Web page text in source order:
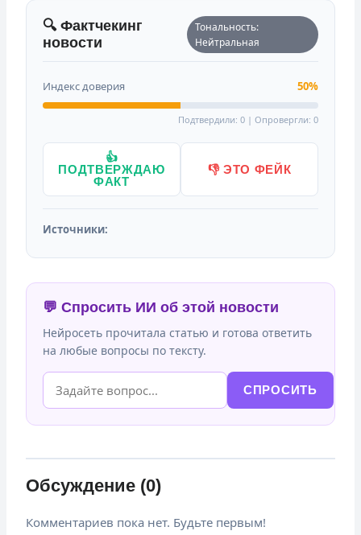
🔍 Фактчекинг
новости
Тональность:
Нейтральная
Индекс доверия 50%
Подтвердили: 0 | Опровергли: 0
👍
ПОДТВЕРЖДАЮ
ФАКТ
👎 ЭТО ФЕЙК
Источники:
💬 Спросить ИИ об этой новости
Нейросеть прочитала статью и готова ответить
на любые вопросы по тексту.
СПРОСИТЬ
Обсуждение (0)
Комментариев пока нет. Будьте первым!